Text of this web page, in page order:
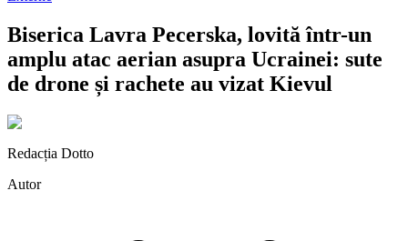
Biserica Lavra Pecerska, lovită într-un
amplu atac aerian asupra Ucrainei: sute
de drone și rachete au vizat Kievul
Redacția Dotto
Autor